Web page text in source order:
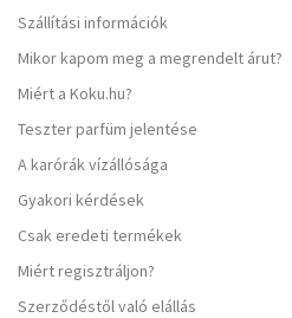
Szállítási információk
Mikor kapom meg a megrendelt árut?
Miért a Koku.hu?
Teszter parfüm jelentése
A karórák vízállósága
Gyakori kérdések
Csak eredeti termékek
Miért regisztráljon?
Szerződéstől való elállás